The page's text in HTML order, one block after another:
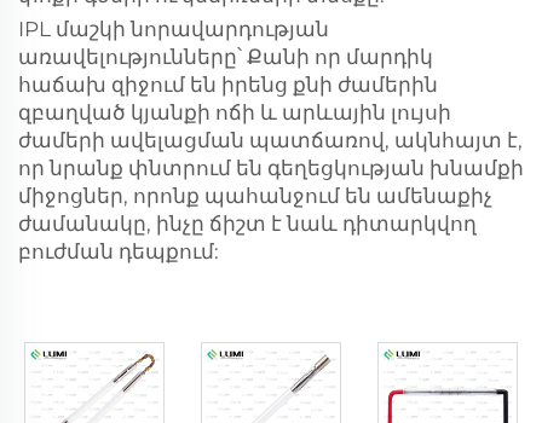
IPL մաշկի նորավարդության
առավելությունները՝ Քանի որ մարդիկ
հաճախ զիջում են իրենց քնի ժամերին
զբաղված կյանքի ոճի և արևային լույսի
ժամերի ավելացման պատճառով, ակնհայտ է,
որ նրանք փնտրում են գեղեցկության խնամքի
միջոցներ, որոնք պահանջում են ամենաքիչ
ժամանակը, ինչը ճիշտ է նաև դիտարկվող
բուժման դեպքում: